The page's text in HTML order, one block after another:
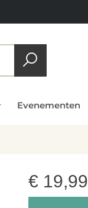
Evenementen
€ 19,99